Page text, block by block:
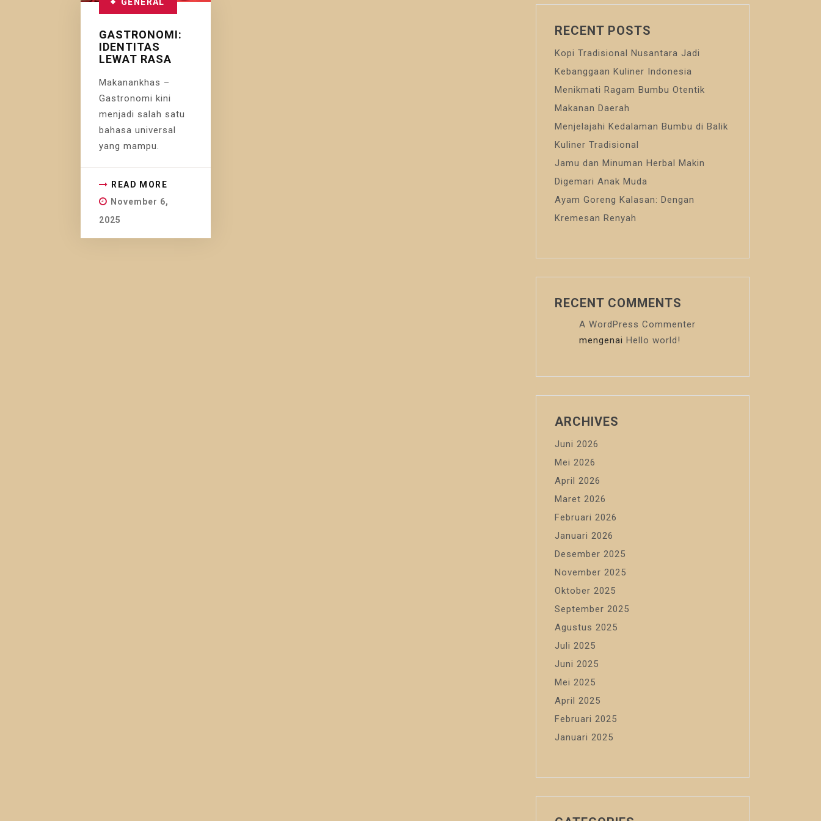
GASTRONOMI:
IDENTITAS
LEWAT RASA
Makanankhas –
Gastronomi kini
menjadi salah satu
bahasa universal
yang mampu.
READ MORE
November 6,
2025
RECENT POSTS
Kopi Tradisional Nusantara Jadi
Kebanggaan Kuliner Indonesia
Menikmati Ragam Bumbu Otentik
Makanan Daerah
Menjelajahi Kedalaman Bumbu di Balik
Kuliner Tradisional
Jamu dan Minuman Herbal Makin
Digemari Anak Muda
Ayam Goreng Kalasan: Dengan
Kremesan Renyah
RECENT COMMENTS
A WordPress Commenter
mengenai Hello world!
ARCHIVES
Juni 2026
Mei 2026
April 2026
Maret 2026
Februari 2026
Januari 2026
Desember 2025
November 2025
Oktober 2025
September 2025
Agustus 2025
Juli 2025
Juni 2025
Mei 2025
April 2025
Februari 2025
Januari 2025